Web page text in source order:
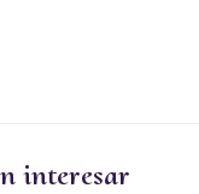
interesar